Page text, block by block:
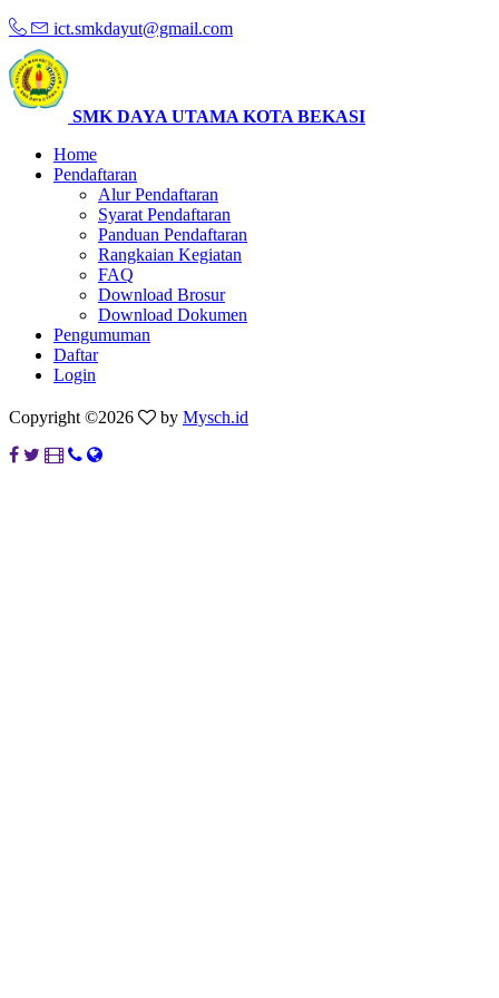
ict.smkdayut@gmail.com
SMK DAYA UTAMA KOTA BEKASI
Home
Pendaftaran
Alur Pendaftaran
Syarat Pendaftaran
Panduan Pendaftaran
Rangkaian Kegiatan
FAQ
Download Brosur
Download Dokumen
Pengumuman
Daftar
Login
Copyright ©2026 by Mysch.id